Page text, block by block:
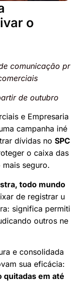
o
comunicação pr
de outubro
e Empresaria
campanha iné
dívidas no SPC
o caixa das
seguro.
todo mundo
de registrar u
significa permiti
outros ne
e consolidada
sua eficácia:
quitadas em até